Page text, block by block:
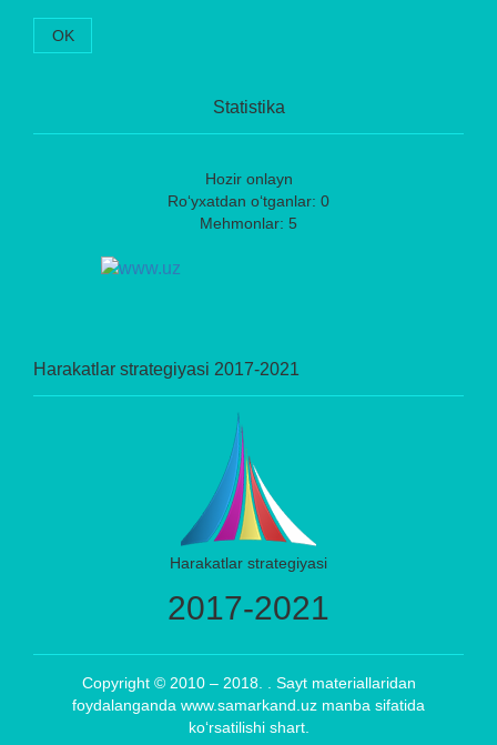
OK
Statistika
Hozir onlayn
Ro‘yxatdan o‘tganlar: 0
Mehmonlar: 5
Harakatlar strategiyasi 2017-2021
Harakatlar strategiyasi
2017-2021
Copyright © 2010 – 2018. . Sayt materiallaridan
foydalanganda www.samarkand.uz manba sifatida
ko‘rsatilishi shart.